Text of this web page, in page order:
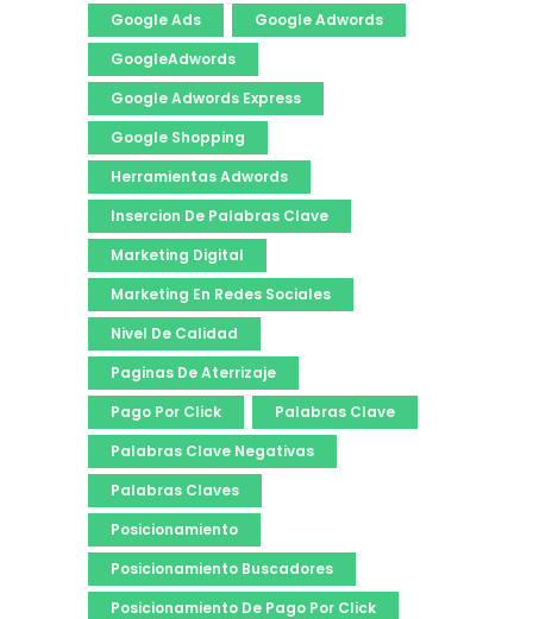
Google Ads
Google Adwords
GoogleAdwords
Google Adwords Express
Google Shopping
Herramientas Adwords
Insercion De Palabras Clave
Marketing Digital
Marketing En Redes Sociales
Nivel De Calidad
Paginas De Aterrizaje
Pago Por Click
Palabras Clave
Palabras Clave Negativas
Palabras Claves
Posicionamiento
Posicionamiento Buscadores
Posicionamiento De Pago Por Click